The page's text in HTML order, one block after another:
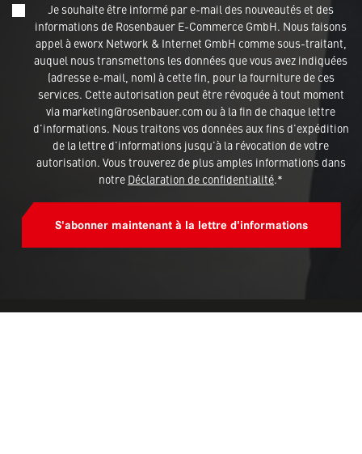
Je souhaite être informé par e-mail des nouveautés et des
informations de Rosenbauer E-Commerce GmbH. Nous faisons
appel à eworx Network & Internet GmbH comme sous-traitant,
auquel nous transmettons les données que vous avez indiquées
(adresse e-mail, nom) à cette fin, pour la fourniture de ces
services. Cette autorisation peut être révoquée à tout moment
via marketing@rosenbauer.com ou à la fin de chaque lettre
d'informations. Nous traitons vos données aux fins d'expédition
de la lettre d'informations jusqu'à la révocation de votre
autorisation. Vous trouverez de plus amples informations dans
notre Déclaration de confidentialité.*
S'abonner maintenant à la lettre d'informations